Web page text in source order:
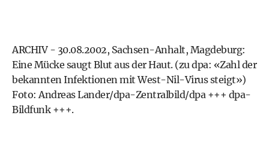
ARCHIV - 30.08.2002, Sachsen-Anhalt, Magdeburg:
Eine Mücke saugt Blut aus der Haut. (zu dpa: «Zahl der
bekannten Infektionen mit West-Nil-Virus steigt»)
Foto: Andreas Lander/dpa-Zentralbild/dpa +++ dpa-
Bildfunk +++.